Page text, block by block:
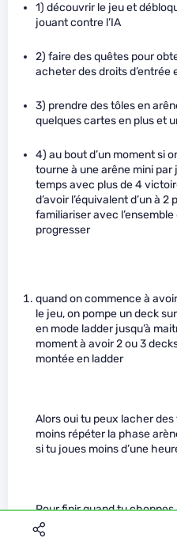
1) découvrir le jeu et
jouant contre l’IA
2) faire des quêtes pour
acheter des droits d’entrée
3) prendre des tôles en
quelques cartes en plus et
4) au bout d’un moment si
tourne à une arêne mini par
temps avec plus de 4
d’avoir l’équivalent d’un à
familiariser avec
progresser
quand on commence à
le jeu, on pompe un deck
en mode ladder jusqu’à
moment à avoir 2 ou 3
montée en ladder
Alors oui tu peux lacher
moins répéter la phase
si tu joues moins d’une
Pour finir quand tu
cartes “dorées”, tu peux
matériel de craft qui te